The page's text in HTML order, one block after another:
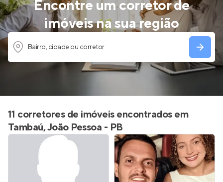
Encontre um corretor de
imóveis na sua região
Bairro, cidade ou corretor
11 corretores de imóveis encontrados em
Tambaú, João Pessoa - PB